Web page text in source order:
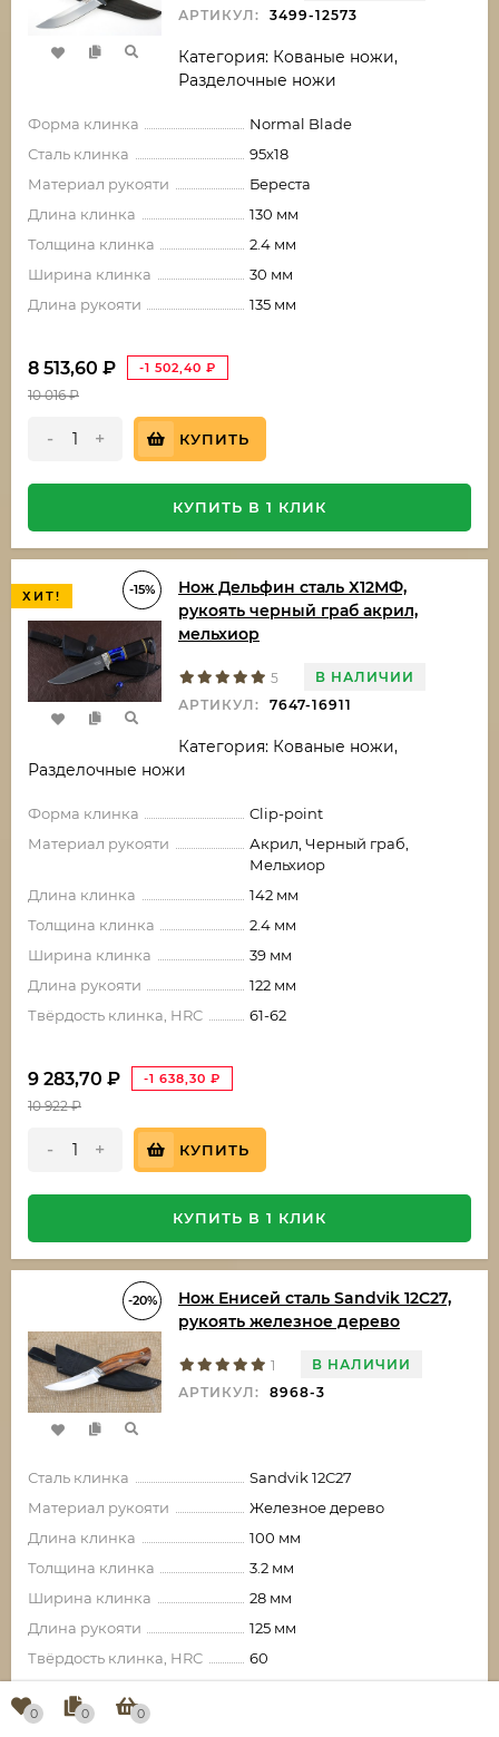
АРТИКУЛ:
3499-12573
Категория: Кованые ножи,
Разделочные ножи
Форма клинка
Normal Blade
Сталь клинка
95х18
Материал рукояти
Береста
Длина клинка
130 мм
Толщина клинка
2.4 мм
Ширина клинка
30 мм
Длина рукояти
135 мм
8 513,60 ₽ -1 502,40 ₽
10 016₽
- + КУПИТЬ
КУПИТЬ В 1 КЛИК
ХИТ! -15%
Нож Дельфин сталь Х12МФ,
рукоять черный граб акрил,
мельхиор
5
В НАЛИЧИИ
АРТИКУЛ:
7647-16911
Категория: Кованые ножи,
Разделочные ножи
Форма клинка
Clip-point
Материал рукояти
Акрил, Черный граб,
Мельхиор
Длина клинка
142 мм
Толщина клинка
2.4 мм
Ширина клинка
39 мм
Длина рукояти
122 мм
Твёрдость клинка, HRC
61-62
9 283,70 ₽ -1 638,30 ₽
10 922₽
- + КУПИТЬ
КУПИТЬ В 1 КЛИК
-20%
Нож Енисей сталь Sandvik 12C27,
рукоять железное дерево
1
В НАЛИЧИИ
АРТИКУЛ:
8968-3
Сталь клинка
Sandvik 12C27
Материал рукояти
Железное дерево
Длина клинка
100 мм
Толщина клинка
3.2 мм
Ширина клинка
28 мм
Длина рукояти
125 мм
Твёрдость клинка, HRC
60
14 665,60 ₽
0 0 0